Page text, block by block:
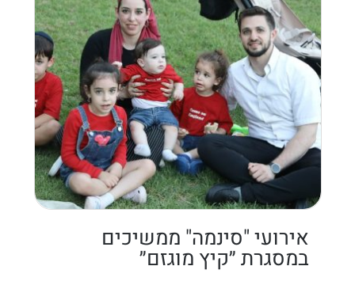
אירועי "סינמה" ממשיכים
במסגרת ״קיץ מוגזם״